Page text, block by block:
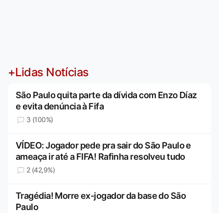
+Lidas Notícias
São Paulo quita parte da dívida com Enzo Díaz
e evita denúncia à Fifa
3 (100%)
VÍDEO: Jogador pede pra sair do São Paulo e
ameaça ir até a FIFA! Rafinha resolveu tudo
2 (42,9%)
Tragédia! Morre ex-jogador da base do São
Paulo